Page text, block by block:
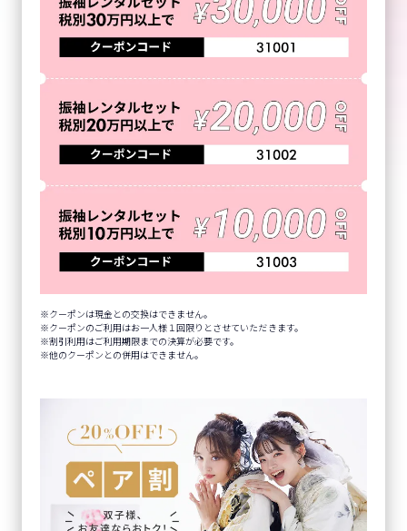
クーポンは現金との交換はできません。
クーポンのご利用はお一人様１回限りとさせていただきます。
割引利用はご利用期限までの決算が必要です。
他のクーポンとの併用はできません。